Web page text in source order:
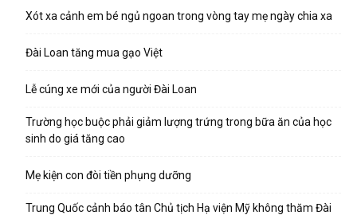
Xót xa cảnh em bé ngủ ngoan trong vòng tay mẹ ngày chia xa
Đài Loan tăng mua gạo Việt
Lễ cúng xe mới của người Đài Loan
Trường học buộc phải giảm lượng trứng trong bữa ăn của học
sinh do giá tăng cao
Mẹ kiện con đòi tiền phụng dưỡng
Trung Quốc cảnh báo tân Chủ tịch Hạ viện Mỹ không thăm Đài